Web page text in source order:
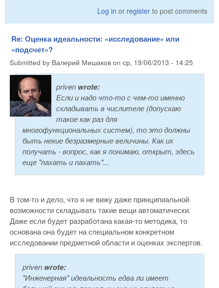
Log in or register to post comments
Re: Оценка идеальности: «исследование» или
«подсчет»?
Submitted by Валерий Мишаков on ср, 19/06/2013 - 14:25
priven wrote:
Если и надо что-то с чем-то именно
складывать в числителе (допускаю
такое как раз для
многофункциональных систем), то это должны
быть некие безразмерные величины. Как их
получать - вопрос, как я понимаю, открыт, здесь
еще "пахать и пахать"...
В том-то и дело, что я не вижу даже принципиальной
возможности складывать такие вещи автоматически.
Даже если будет разработана какая-то методика, то
основана она будет на специальном конкретном
исследовании предметной области и оценках экспертов.
priven wrote:
"Инженерная" идеальность едва ли имеет